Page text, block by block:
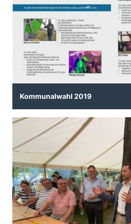
Kommunalwahl 2019